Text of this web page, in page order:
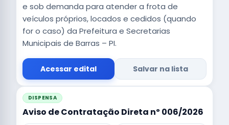
e sob demanda para atender a frota de
veículos próprios, locados e cedidos (quando
for o caso) da Prefeitura e Secretarias
Municipais de Barras – PI.
Acessar edital Salvar na lista
DISPENSA
Aviso de Contratação Direta nº 006/2026